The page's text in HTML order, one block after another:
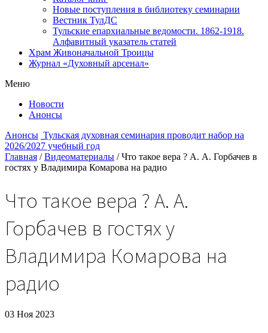
Новые поступления в библиотеку семинарии
Вестник ТулДС
Тульские епархиальные ведомости. 1862-1918.
Алфавитный указатель статей
Храм Живоначальной Троицы
Журнал «Духовный арсенал»
Меню
Новости
Анонсы
Анонсы Тульская духовная семинария проводит набор на
2026/2027 учебный год
Главная / Видеоматериалы / Что такое вера ? А. А. Горбачев в
гостях у Владимира Комарова на радио
Что такое вера ? А. А.
Горбачев в гостях у
Владимира Комарова на
радио
03 Ноя 2023